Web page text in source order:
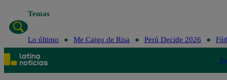
Temas
Lo último Me Caigo de Risa Perú Decide 2026